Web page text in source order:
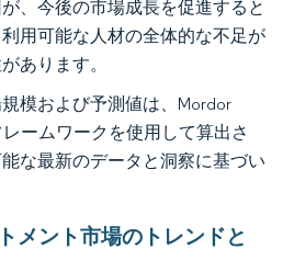
、今後の市場成長を促進すると
用可能な人材の全体的な不足が
あります。
模および予測値は、Mordor
ームワークを使用して算出さ
な最新のデータと洞察に基づい
メント市場のトレンドと